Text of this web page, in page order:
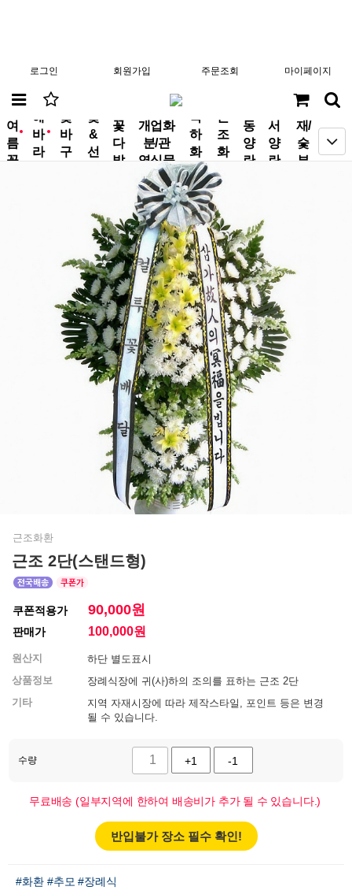
로그인 회원가입 주문조회 마이페이지
new
여
름
꽃
new
해
바
라
꽃
바
구
꽃
&
선
꽃
다
발
개업화
분/관
엽식물
축
하
화
환
근
조
화
동
양
란
서
양
란
분
재/
숯
부
근조화환
근조 2단(스탠드형)
쿠폰적용가 90,000원
판매가 100,000원
원산지
하단 별도표시
상품정보
장례식장에 귀(사)하의 조의를 표하는 근조 2단
기타
지역 자재시장에 따라 제작스타일, 포인트 등은 변경
될 수 있습니다.
수량 +1 -1
무료배송 (일부지역에 한하여 배송비가 추가 될 수 있습니다.)
반입불가 장소 필수 확인!
#화환 #추모 #장례식